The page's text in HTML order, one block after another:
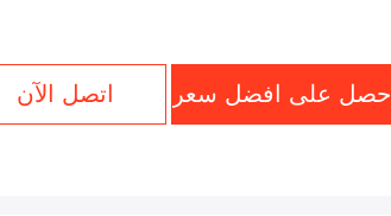
احصل على افضل سعر اتصل الآن